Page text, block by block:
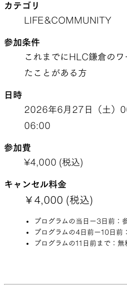
どんな状況にも対応する全天候
機能を拡張する道具
カテゴリ
LIFE&COMMUNITY
参加条件
これまでにHLC鎌倉の
たことがある方
日時
2026年6月27日（土）
06:00
参加費
¥4,000 (税込)
キャンセル料金
￥ 4,000 (税込)
プログラムの当日ー3日前：
プログラムの4日前ー10日
プログラムの11日前まで：無